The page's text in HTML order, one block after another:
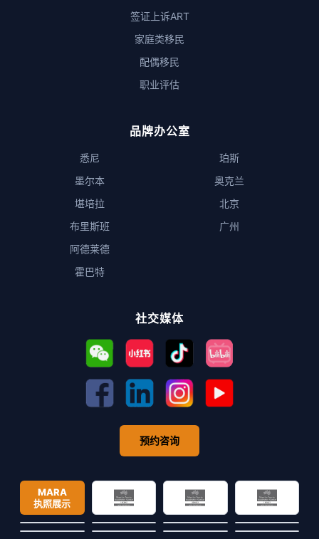
签证上诉ART
家庭类移民
配偶移民
职业评估
品牌办公室
悉尼
墨尔本
堪培拉
布里斯班
阿德莱德
霍巴特
珀斯
奥克兰
北京
广州
社交媒体
预约咨询
MARA
执照展示